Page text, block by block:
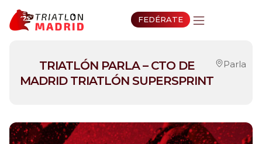
FEDÉRATE
TRIATLÓN PARLA – CTO DE
MADRID TRIATLÓN SUPERSPRINT
Parla